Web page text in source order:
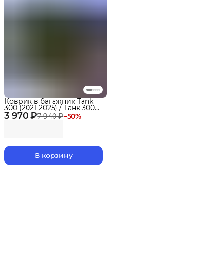
3 970 ₽7 940 ₽−50%
Коврик в багажник Tank
300 (2021-2025) / Танк 300
EVA 3D Premium Delform
В корзину